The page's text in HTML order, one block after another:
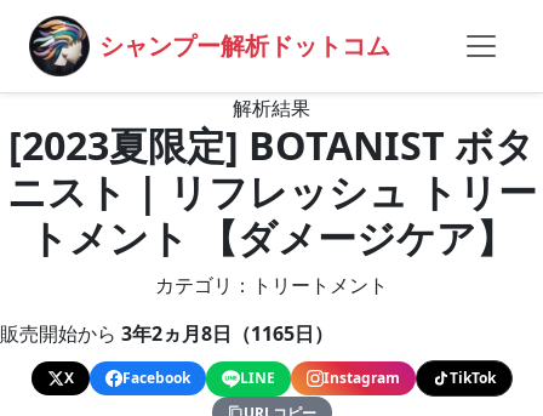
シャンプー解析ドットコム
解析結果
[2023夏限定] BOTANIST ボタ
ニスト | リフレッシュ トリー
トメント 【ダメージケア】
カテゴリ：トリートメント
販売開始から 3年2ヵ月8日（1165日）
X Facebook LINE Instagram
TikTok